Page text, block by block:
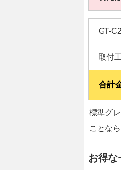
GT-
取付
合計
標準グ
ことな
お得な